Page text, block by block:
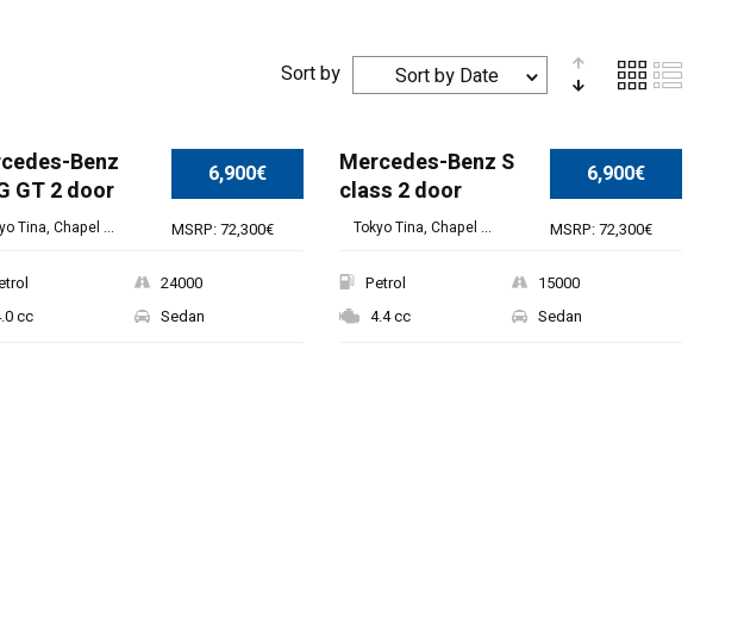
Sort by Sort by Date
6,900€
MSRP: 72,300€
Benz
GT 2 door
Tina, Chapel ...
24000
cc
Sedan
6,900€
MSRP: 72,300€
Mercedes-Benz S
class 2 door
Tokyo Tina, Chapel ...
Petrol
15000
4.4 cc
Sedan